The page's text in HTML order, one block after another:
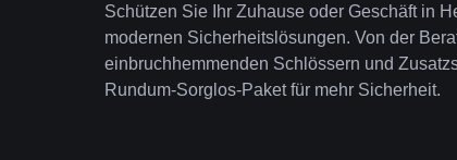
Schützen Sie Ihr Zuhause oder Geschäft in
modernen Sicherheitslösungen. Von der
einbruchhemmenden Schlössern und
Rundum-Sorglos-Paket für mehr Sicherheit.